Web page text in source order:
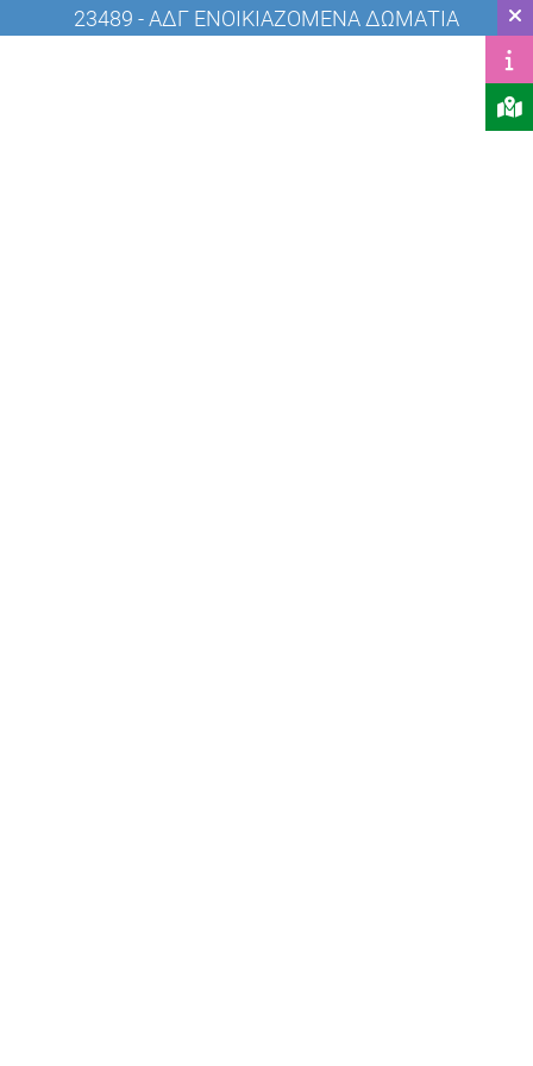
23489 - ΑΔΓ ΕΝΟΙΚΙΑΖΟΜΕΝΑ ΔΩΜΑΤΙΑ